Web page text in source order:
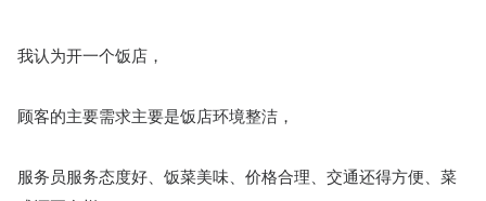
我认为开一个饭店，
顾客的主要需求主要是饭店环境整洁，
服务员服务态度好、饭菜美味、价格合理、交通还得方便、菜